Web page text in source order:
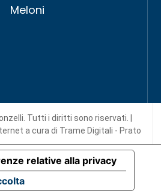
Meloni
Tutti i diritti sono riservati. |
a cura di Trame Digitali - Prato
relative alla privacy